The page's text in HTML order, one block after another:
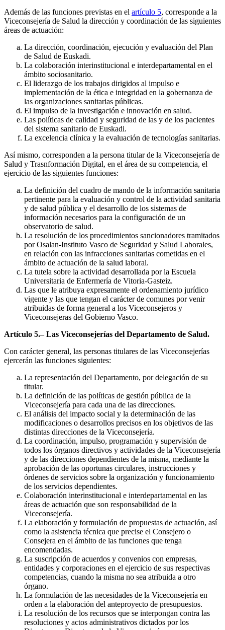
Además de las funciones previstas en el artículo 5, corresponde a la
Viceconsejería de Salud la dirección y coordinación de las siguientes
áreas de actuación:
La dirección, coordinación, ejecución y evaluación del Plan
de Salud de Euskadi.
La colaboración interinstitucional e interdepartamental en el
ámbito sociosanitario.
El liderazgo de los trabajos dirigidos al impulso e
implementación de la ética e integridad en la gobernanza de
las organizaciones sanitarias públicas.
El impulso de la investigación e innovación en salud.
Las políticas de calidad y seguridad de las y de los pacientes
del sistema sanitario de Euskadi.
La excelencia clínica y la evaluación de tecnologías sanitarias.
Así mismo, corresponden a la persona titular de la Viceconsejería de
Salud y Trasnformación Digital, en el área de su competencia, el
ejercicio de las siguientes funciones:
La definición del cuadro de mando de la información sanitaria
pertinente para la evaluación y control de la actividad sanitaria
y de salud pública y el desarrollo de los sistemas de
información necesarios para la configuración de un
observatorio de salud.
La resolución de los procedimientos sancionadores tramitados
por Osalan-Instituto Vasco de Seguridad y Salud Laborales,
en relación con las infracciones sanitarias cometidas en el
ámbito de actuación de la salud laboral.
La tutela sobre la actividad desarrollada por la Escuela
Universitaria de Enfermería de Vitoria-Gasteiz.
Las que le atribuya expresamente el ordenamiento jurídico
vigente y las que tengan el carácter de comunes por venir
atribuidas de forma general a los Viceconsejeros y
Viceconsejeras del Gobierno Vasco.
Artículo 5.– Las Viceconsejerías del Departamento de Salud.
Con carácter general, las personas titulares de las Viceconsejerías
ejercerán las funciones siguientes:
La representación del Departamento, por delegación de su
titular.
La definición de las políticas de gestión pública de la
Viceconsejería para cada una de las direcciones.
El análisis del impacto social y la determinación de las
modificaciones o desarrollos precisos en los objetivos de las
distintas direcciones de la Viceconsejería.
La coordinación, impulso, programación y supervisión de
todos los órganos directivos y actividades de la Viceconsejería
y de las direcciones dependientes de la misma, mediante la
aprobación de las oportunas circulares, instrucciones y
órdenes de servicios sobre la organización y funcionamiento
de los servicios dependientes.
Colaboración interinstitucional e interdepartamental en las
áreas de actuación que son responsabilidad de la
Viceconsejería.
La elaboración y formulación de propuestas de actuación, así
como la asistencia técnica que precise el Consejero o
Consejera en el ámbito de las funciones que tenga
encomendadas.
La suscripción de acuerdos y convenios con empresas,
entidades y corporaciones en el ejercicio de sus respectivas
competencias, cuando la misma no sea atribuida a otro
órgano.
La formulación de las necesidades de la Viceconsejería en
orden a la elaboración del anteproyecto de presupuestos.
La resolución de los recursos que se interpongan contra las
resoluciones y actos administrativos dictados por los